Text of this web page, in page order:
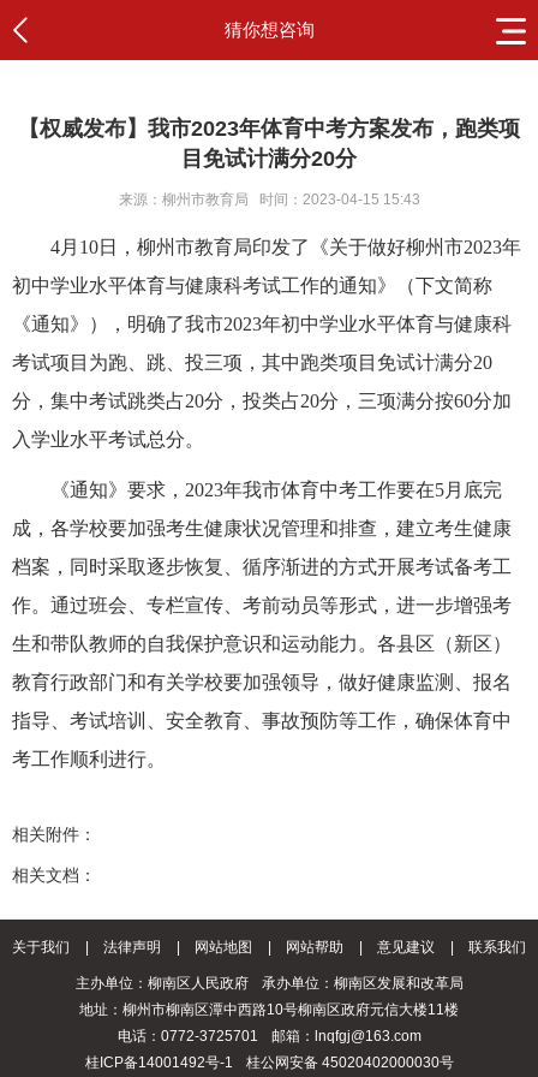
猜你想咨询
【权威发布】我市2023年体育中考方案发布，跑类项
目免试计满分20分
来源：柳州市教育局 时间：2023-04-15 15:43
4月10日，柳州市教育局印发了《关于做好柳州市2023年
初中学业水平体育与健康科考试工作的通知》（下文简称
《通知》），明确了我市2023年初中学业水平体育与健康科
考试项目为跑、跳、投三项，其中跑类项目免试计满分20
分，集中考试跳类占20分，投类占20分，三项满分按60分加
入学业水平考试总分。
《通知》要求，2023年我市体育中考工作要在5月底完
成，各学校要加强考生健康状况管理和排查，建立考生健康
档案，同时采取逐步恢复、循序渐进的方式开展考试备考工
作。通过班会、专栏宣传、考前动员等形式，进一步增强考
生和带队教师的自我保护意识和运动能力。各县区（新区）
教育行政部门和有关学校要加强领导，做好健康监测、报名
指导、考试培训、安全教育、事故预防等工作，确保体育中
考工作顺利进行。
相关附件：
相关文档：
关于我们 法律声明 网站地图 网站帮助 意见建议 联系我们
主办单位：柳南区人民政府
承办单位：柳南区发展和改革局
地址：柳州市柳南区潭中西路10号柳南区政府元信大楼11楼
电话：0772-3725701
邮箱：lnqfgj@163.com
桂ICP备14001492号-1
桂公网安备 45020402000030号